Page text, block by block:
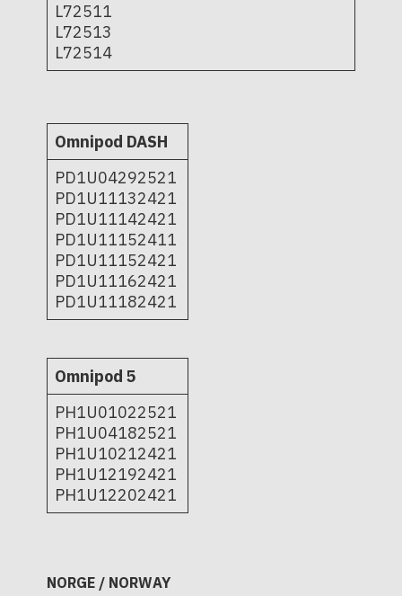
L72511
L72513
L72514
Omnipod DASH
PD1U04292521
PD1U11132421
PD1U11142421
PD1U11152411
PD1U11152421
PD1U11162421
PD1U11182421
Omnipod 5
PH1U01022521
PH1U04182521
PH1U10212421
PH1U12192421
PH1U12202421
NORGE / NORWAY